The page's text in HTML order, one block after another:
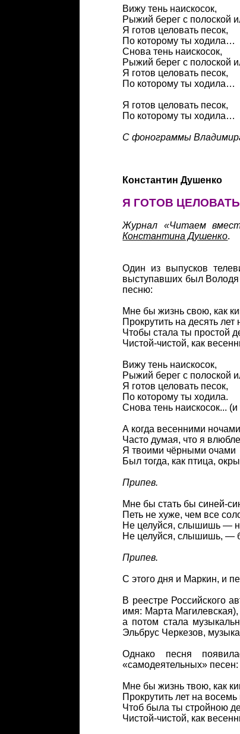
Вижу тень наискосок,
Рыжий берег с полоской
Я готов целовать песок,
По которому ты ходила…
Снова тень наискосок,
Рыжий берег с полоской
Я готов целовать песок,
По которому ты ходила…
Я готов целовать песок,
По которому ты ходила…
С фонограммы
Константин Душенко
Я ГОТОВ
Журнал «Читаем
Константина Душенко.
Один из выпусков
выступавших был Володя
песню:
Мне бы жизнь свою, как
Прокрутить на десять лет
Чтобы стала ты простой
Чистой-чистой, как
Вижу тень наискосок,
Рыжий берег с полоской
Я готов целовать песок,
По которому ты ходила.
Снова тень наискосок... (и
А когда весенними
Часто думая, что я
Я твоими чёрными очами
Был тогда, как птица,
Припев.
Мне бы стать бы синей-
Петь не хуже, чем все
Не целуйся, слышишь —
Не целуйся, слышишь, —
Припев.
С этого дня и Маркин, и
В реестре Российского
имя: Марта Магилевская),
а потом стала
Эльбрус Черкезов,
Однако песня
«самодеятельных» песен:
Мне бы жизнь твою, как
Прокрутить лет на восемь
Чтоб была ты стройною
Чистой-чистой, как